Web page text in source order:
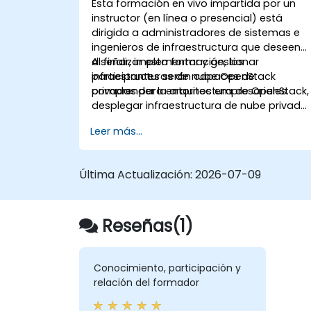
Esta formación en vivo impartida por un
instructor (en línea o presencial) está
dirigida a administradores de sistemas e
ingenieros de infraestructura que deseen
diseñar, implementar y gestionar
infraestructuras de nube OpenStack
privadas para entornos empresariales.
Al finalizar esta formación, los
participantes serán capaces de
comprender la arquitectura de OpenStack,
desplegar infraestructura de nube privada,
almacenamiento, implementar seguridad
con Keystone y aplicar las mejores
Leer más...
Última Actualización: 2026-07-09
Reseñas(1)
Conocimiento, participación y
relación del formador